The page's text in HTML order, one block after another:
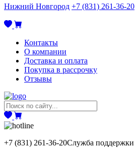
Нижний Новгород +7 (831) 261-36-20
Контакты
О компании
Доставка и оплата
Покупка в рассрочку
Отзывы
+7 (831) 261-36-20Служба поддержки